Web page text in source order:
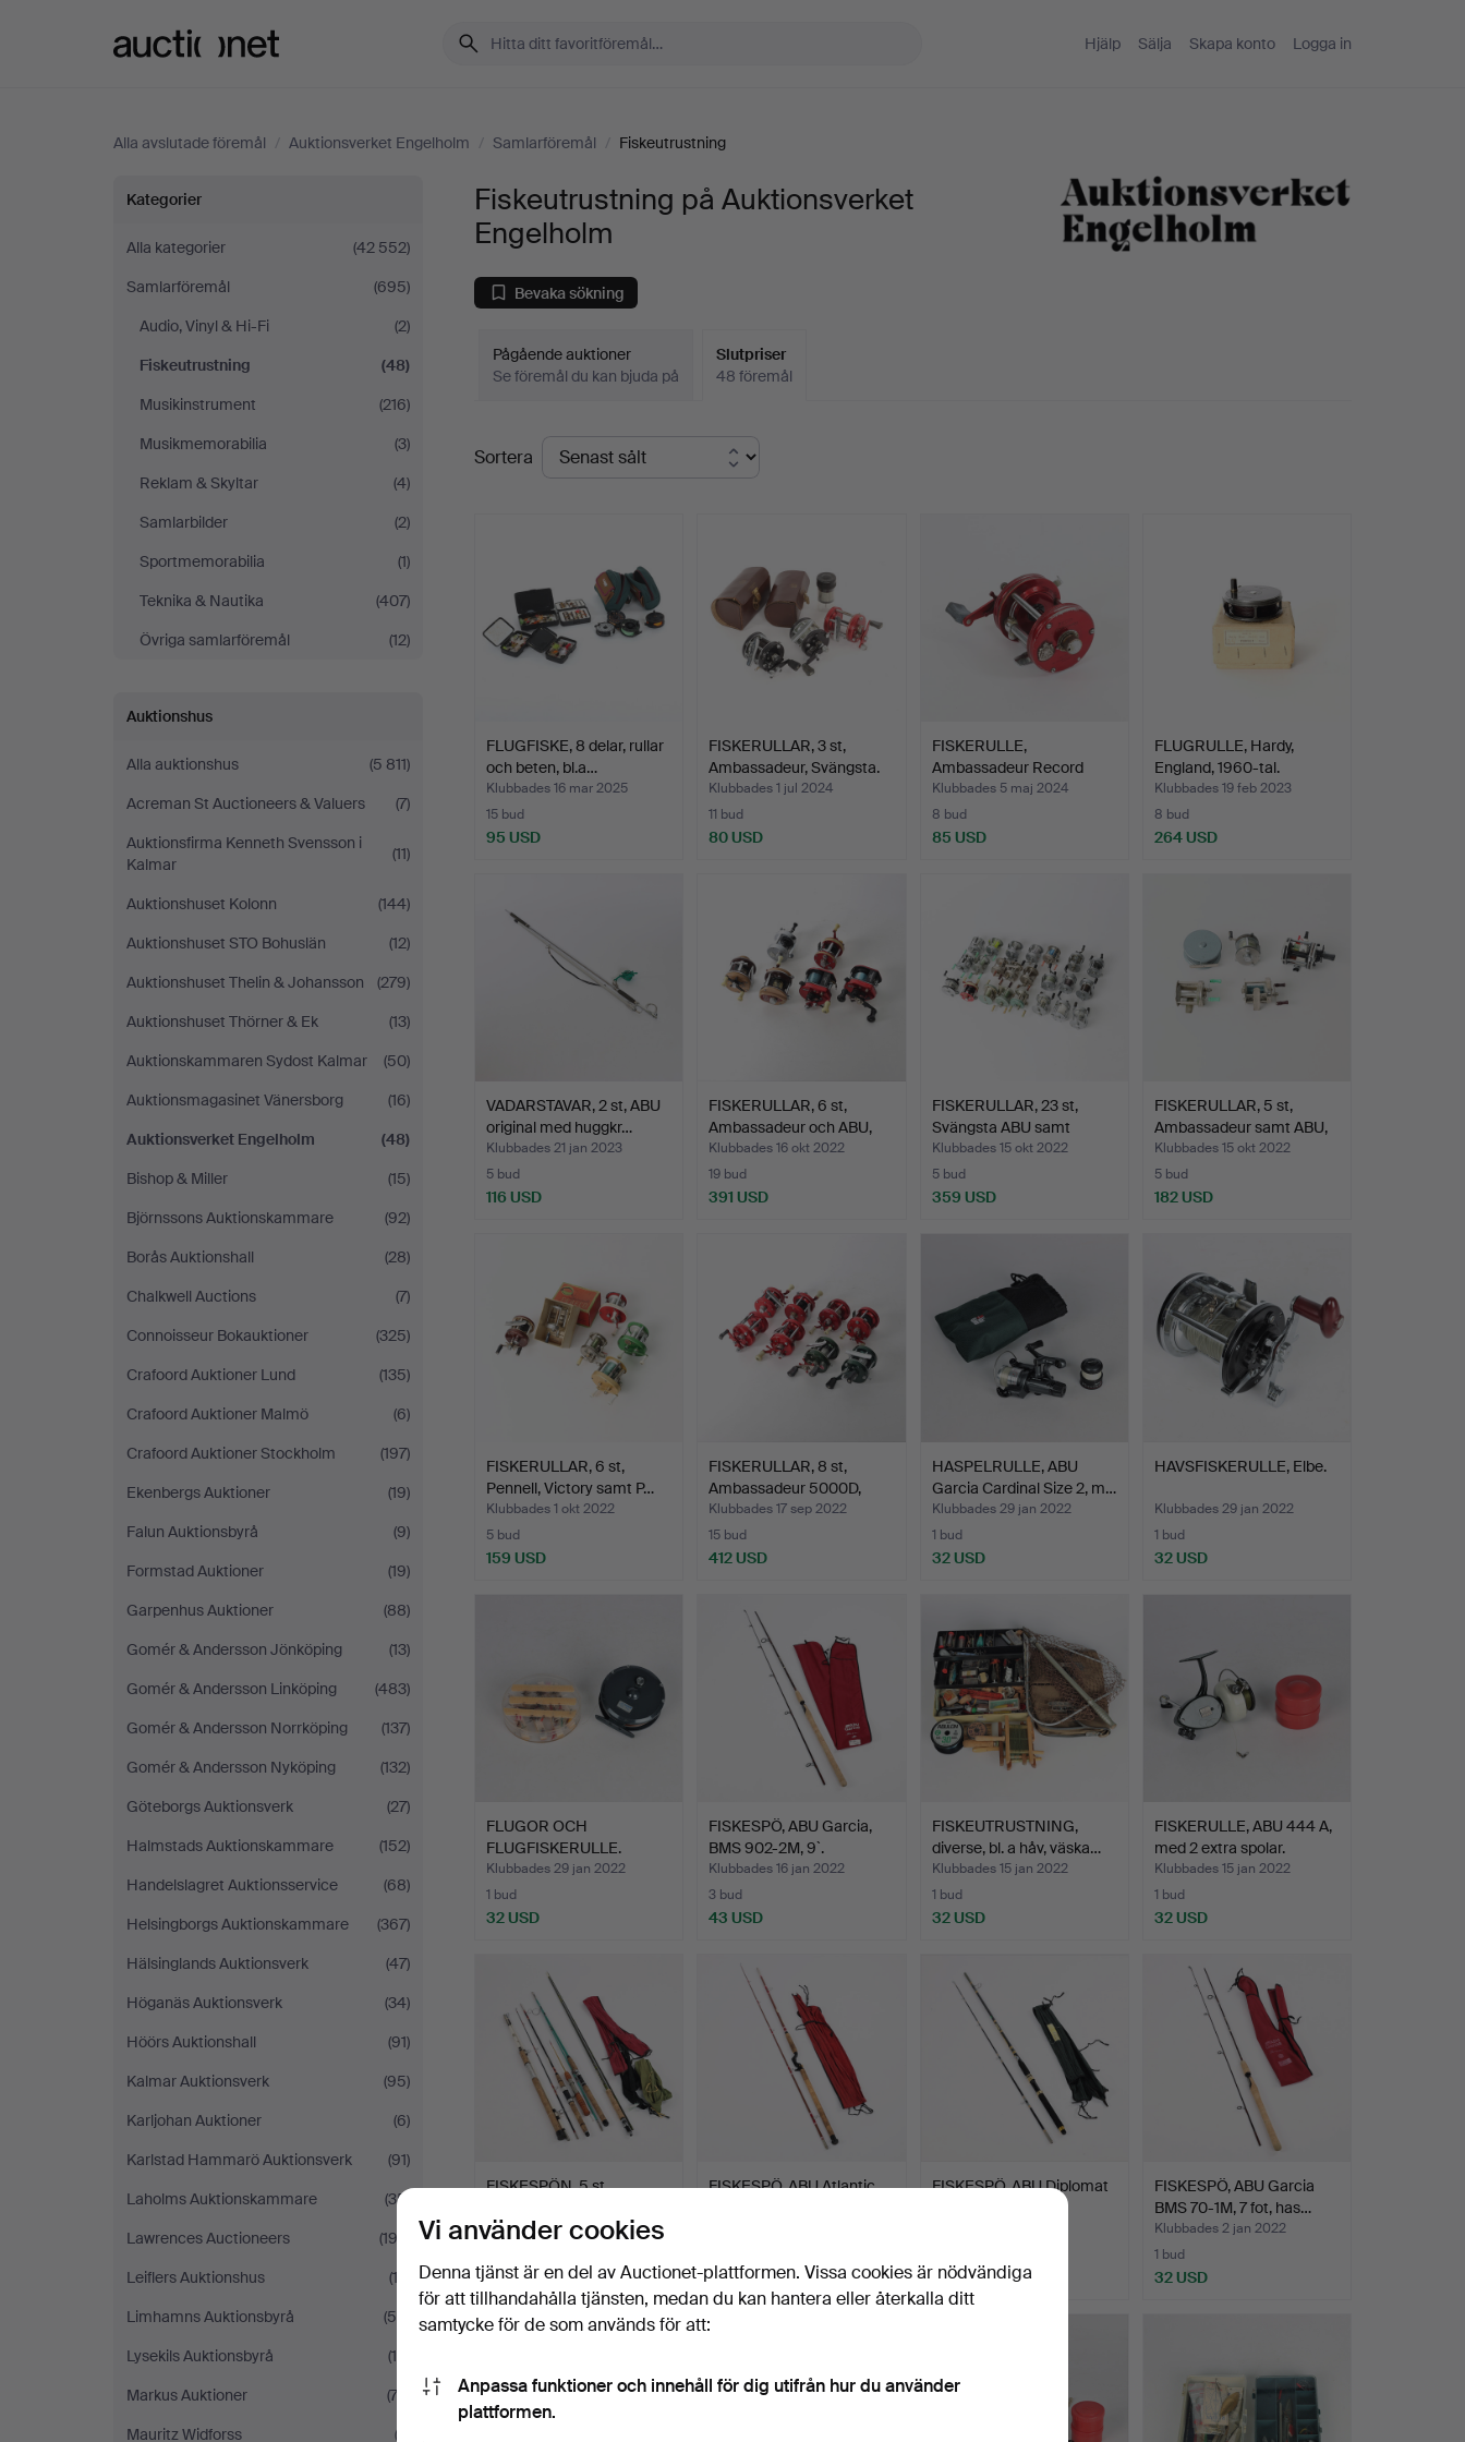
Hjälp Sälja Skapa konto Logga in
Alla avslutade föremål / Auktionsverket Engelholm / Samlarföremål / Fiskeutrustning
Fiskeutrustning
på
Auktionsverket
Engelholm
Kategorier
Alla kategorier
(42 552)
Samlarföremål
(695)
Audio, Vinyl & Hi-Fi
(2)
Fiskeutrustning
(48)
Musikinstrument
(216)
Musikmemorabilia
(3)
Reklam & Skyltar
(4)
Samlarbilder
(2)
Sportmemorabilia
(1)
Teknika & Nautika
(407)
Övriga samlarföremål
(12)
Auktionshus
Alla auktionshus
(5 811)
Acreman St Auctioneers & Valuers
(7)
Auktionsfirma Kenneth Svensson i
Kalmar
(11)
Auktionshuset Kolonn
(144)
Auktionshuset STO Bohuslän
(12)
Auktionshuset Thelin & Johansson
(279)
Auktionshuset Thörner & Ek
(13)
Auktionskammaren Sydost Kalmar
(50)
Auktionsmagasinet Vänersborg
(16)
Auktionsverket Engelholm
(48)
Bishop & Miller
(15)
Björnssons Auktionskammare
(92)
Borås Auktionshall
(28)
Chalkwell Auctions
(7)
Connoisseur Bokauktioner
(325)
Crafoord Auktioner Lund
(135)
Crafoord Auktioner Malmö
(6)
Crafoord Auktioner Stockholm
(197)
Ekenbergs Auktioner
(19)
Falun Auktionsbyrå
(9)
Formstad Auktioner
(19)
Garpenhus Auktioner
(88)
Gomér & Andersson Jönköping
(13)
Gomér & Andersson Linköping
(483)
Gomér & Andersson Norrköping
(137)
Gomér & Andersson Nyköping
(132)
Göteborgs Auktionsverk
(27)
Halmstads Auktionskammare
(152)
Handelslagret Auktionsservice
(68)
Helsingborgs Auktionskammare
(367)
Hälsinglands Auktionsverk
(47)
Höganäs Auktionsverk
(34)
Höörs Auktionshall
(91)
Kalmar Auktionsverk
(95)
Karljohan Auktioner
(6)
Karlstad Hammarö Auktionsverk
(91)
Laholms Auktionskammare
(35)
Lawrences Auctioneers
(193)
Leiflers Auktionshus
(13)
Limhamns Auktionsbyrå
(58)
Lysekils Auktionsbyrå
(10)
Markus Auktioner
(73)
Mauritz Widforss
(3)
Fiskeutrustning på Auktionsverket
Engelholm
Bevaka sökning
Pågående auktioner
Se föremål du kan bjuda på
Slutpriser
48 föremål
Slutpriser
Sortera
FLUGFISKE, 8 delar, rullar
och beten, bl.a…
Klubbades 16 mar 2025
15 bud
95 USD
FISKERULLAR, 3 st,
Ambassadeur, Svängsta.
Klubbades 1 jul 2024
11 bud
80 USD
FISKERULLE,
Ambassadeur Record
6000, Recor…
Klubbades 5 maj 2024
8 bud
85 USD
FLUGRULLE, Hardy,
England, 1960-tal.
Klubbades 19 feb 2023
8 bud
264 USD
VADARSTAVAR, 2 st, ABU
original med huggkr…
Klubbades 21 jan 2023
5 bud
116 USD
FISKERULLAR, 6 st,
Ambassadeur och ABU,
19…
Klubbades 16 okt 2022
19 bud
391 USD
FISKERULLAR, 23 st,
Svängsta ABU samt
Reco…
Klubbades 15 okt 2022
5 bud
359 USD
FISKERULLAR, 5 st,
Ambassadeur samt ABU,
1…
Klubbades 15 okt 2022
5 bud
182 USD
FISKERULLAR, 6 st,
Pennell, Victory samt P…
Klubbades 1 okt 2022
5 bud
159 USD
FISKERULLAR, 8 st,
Ambassadeur 5000D,
5000…
Klubbades 17 sep 2022
15 bud
412 USD
HASPELRULLE, ABU
Garcia Cardinal Size 2, m…
Klubbades 29 jan 2022
1 bud
32 USD
HAVSFISKERULLE, Elbe.
Klubbades 29 jan 2022
1 bud
32 USD
FLUGOR OCH
FLUGFISKERULLE.
Klubbades 29 jan 2022
1 bud
32 USD
FISKESPÖ, ABU Garcia,
BMS 902-2M, 9`.
Klubbades 16 jan 2022
3 bud
43 USD
FISKEUTRUSTNING,
diverse, bl. a håv, väska…
Klubbades 15 jan 2022
1 bud
32 USD
FISKERULLE, ABU 444 A,
med 2 extra spolar.
Klubbades 15 jan 2022
1 bud
32 USD
FISKESPÖN, 5 st,
fiskes…
Klubbades 2 jan 2022
32 USD
FISKESPÖ, ABU Atlantic
32 USD
FISKESPÖ, ABU Diplomat
90 USD
FISKESPÖ, ABU Garcia
BMS 70-1M, 7 fot, has…
Klubbades 2 jan 2022
1 bud
32 USD
Vi använder cookies
Denna tjänst är en del av Auctionet-plattformen. Vissa cookies är nödvändiga
för att tillhandahålla tjänsten, medan du kan hantera eller återkalla ditt
samtycke för de som används för att:
Anpassa funktioner och innehåll för dig utifrån hur du använder
plattformen.